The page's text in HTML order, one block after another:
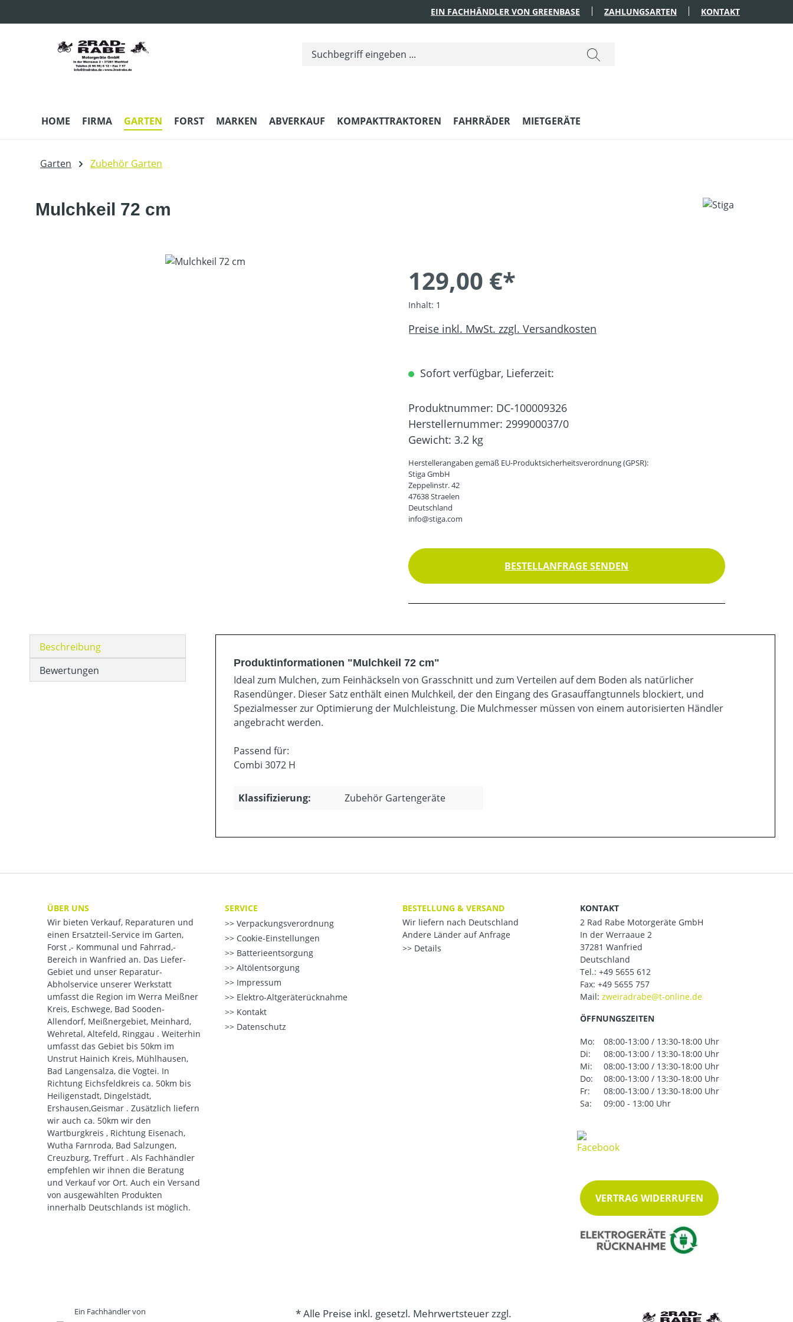
EIN FACHHÄNDLER VON GREENBASE ZAHLUNGSARTEN KONTAKT
HOME FIRMA GARTEN FORST MARKEN ABVERKAUF KOMPAKTTRAKTOREN FAHRRÄDER MIETGERÄTE
Garten Zubehör Garten
Mulchkeil 72 cm
129,00 €*
Inhalt: 1
Preise inkl. MwSt. zzgl. Versandkosten
Sofort verfügbar, Lieferzeit:
Produktnummer: DC-100009326
Herstellernummer: 299900037/0
Gewicht: 3.2 kg
Herstellerangaben gemäß EU-Produktsicherheitsverordnung (GPSR):
Stiga GmbH
Zeppelinstr. 42
47638 Straelen
Deutschland
info@stiga.com
BESTELLANFRAGE SENDEN
Beschreibung
Bewertungen
Produktinformationen "Mulchkeil 72 cm"
Ideal zum Mulchen, zum Feinhäckseln von Grasschnitt und zum Verteilen auf dem Boden als natürlicher
Rasendünger. Dieser Satz enthält einen Mulchkeil, der den Eingang des Grasauffangtunnels blockiert, und
Spezialmesser zur Optimierung der Mulchleistung. Die Mulchmesser müssen von einem autorisierten Händler
angebracht werden.
Passend für:
Combi 3072 H
Klassifizierung: Zubehör Gartengeräte
ÜBER UNS
Wir bieten Verkauf, Reparaturen und
einen Ersatzteil-Service im Garten,
Forst ,- Kommunal und Fahrrad,-
Bereich in Wanfried an. Das Liefer-
Gebiet und unser Reparatur-
Abholservice unserer Werkstatt
umfasst die Region im Werra Meißner
Kreis, Eschwege, Bad Sooden-
Allendorf, Meißnergebiet, Meinhard,
Wehretal, Altefeld, Ringgau . Weiterhin
umfasst das Gebiet bis 50km im
Unstrut Hainich Kreis, Mühlhausen,
Bad Langensalza, die Vogtei. In
Richtung Eichsfeldkreis ca. 50km bis
Heiligenstadt, Dingelstädt,
Ershausen,Geismar . Zusätzlich liefern
wir auch ca. 50km wir den
Wartburgkreis , Richtung Eisenach,
Wutha Farnroda, Bad Salzungen,
Creuzburg, Treffurt . Als Fachhändler
empfehlen wir ihnen die Beratung
und Verkauf vor Ort. Auch ein Versand
von ausgewählten Produkten
innerhalb Deutschlands ist möglich.
SERVICE
Verpackungsverordnung
Cookie-Einstellungen
Batterieentsorgung
Altölentsorgung
Impressum
Elektro-Altgeräterücknahme
Kontakt
Datenschutz
BESTELLUNG & VERSAND
Wir liefern nach Deutschland
Andere Länder auf Anfrage
Details
KONTAKT
2 Rad Rabe Motorgeräte GmbH
In der Werraaue 2
37281 Wanfried
Deutschland
Tel.: +49 5655 612
Fax: +49 5655 757
Mail:
ÖFFNUNGSZEITEN
Mo:
08:00-13:00 / 13:30-18:00 Uhr
Di:
08:00-13:00 / 13:30-18:00 Uhr
Mi:
08:00-13:00 / 13:30-18:00 Uhr
Do:
08:00-13:00 / 13:30-18:00 Uhr
Fr:
08:00-13:00 / 13:30-18:00 Uhr
Sa:
09:00 - 13:00 Uhr
VERTRAG WIDERRUFEN
Ein Fachhändler von
* Alle Preise inkl. gesetzl. Mehrwertsteuer zzgl.